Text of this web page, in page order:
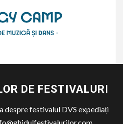
DE FESTIVALURI
despre festivalul DVS expediați